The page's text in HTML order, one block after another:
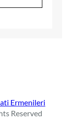
Ermenileri
Reserved